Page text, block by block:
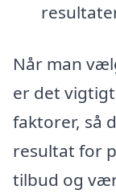
Når man
er det
faktorer, så
resultat for
tilbud og